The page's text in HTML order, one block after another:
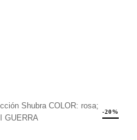
-20%